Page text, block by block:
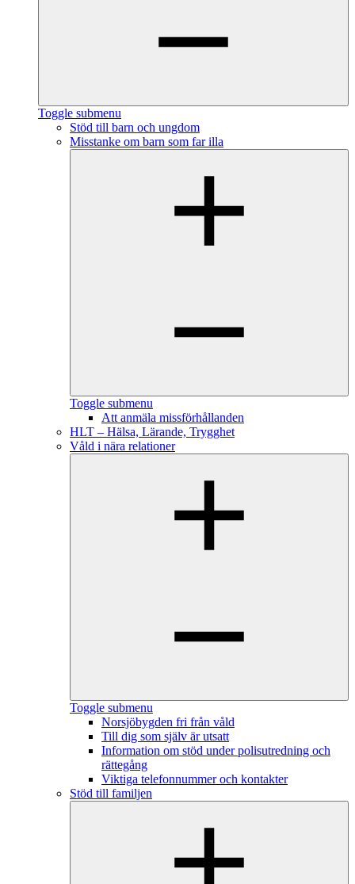
Toggle submenu
Stöd till barn och ungdom
Misstanke om barn som far illa
Toggle submenu
Att anmäla missförhållanden
HLT – Hälsa, Lärande, Trygghet
Våld i nära relationer
Toggle submenu
Norsjöbygden fri från våld
Till dig som själv är utsatt
Information om stöd under polisutredning och
rättegång
Viktiga telefonnummer och kontakter
Stöd till familjen